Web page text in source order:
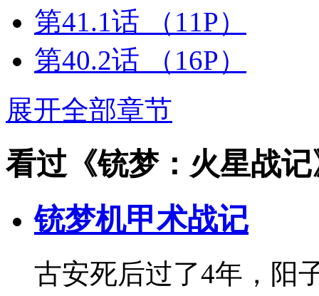
第41.1话
（11P）
第40.2话
（16P）
展开全部章节
看过《铳梦：火星战
铳梦机甲术战记
古安死后过了4年，阳